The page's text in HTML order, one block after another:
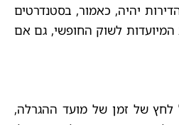
יהיה, כאמור, בסטנדרטים
לשוק החופשי, גם אם
של זמן של מועד ההגרלה,